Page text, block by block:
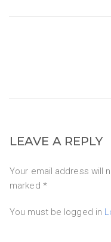
LEAVE A REPLY
Your email address will
marked *
You must be logged in